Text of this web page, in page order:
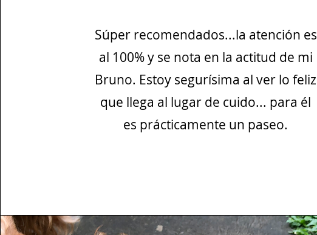
Súper recomendados...la atención es
al 100% y se nota en la actitud de mi
Bruno. Estoy segurísima al ver lo feliz
que llega al lugar de cuido... para él
es prácticamente un paseo.